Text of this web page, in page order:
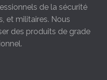
de la sécurité
et militaires. Nous
des produits de grade